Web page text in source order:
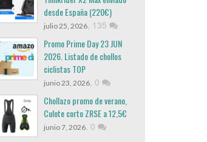
desde España (220€)
julio 25, 2026, 135
Promo Prime Day 23 JUN
2026. Listado de chollos
ciclistas TOP
junio 23, 2026, 0
Chollazo promo de verano,
Culote corto ZRSE a 12,5€
junio 7, 2026, 0